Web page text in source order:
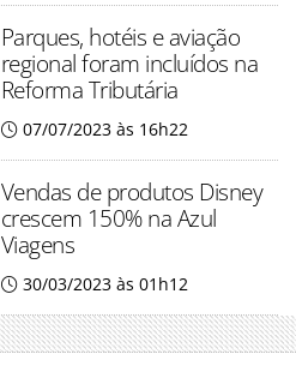
Parques, hotéis e aviação
regional foram incluídos na
Reforma Tributária
07/07/2023 às 16h22
Vendas de produtos Disney
crescem 150% na Azul
Viagens
30/03/2023 às 01h12